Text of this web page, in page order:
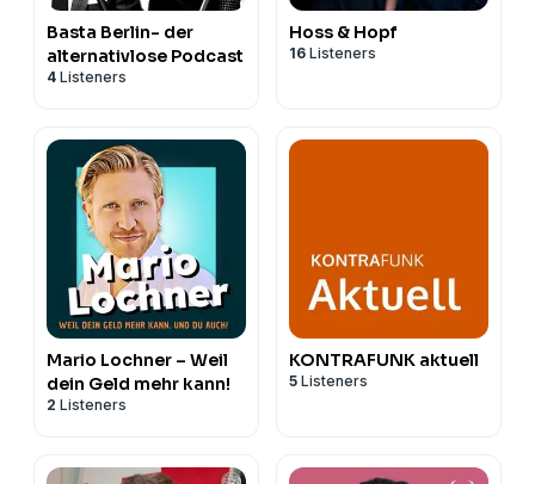
Basta Berlin- der
alternativlose Podcast
4 Listeners
Hoss & Hopf
16 Listeners
Mario Lochner – Weil
dein Geld mehr kann!
2 Listeners
KONTRAFUNK aktuell
5 Listeners